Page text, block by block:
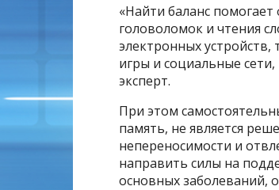
«Найти баланс помогает
головоломок и чтения
электронных
игры и социальные
эксперт.
При этом
память, не является
непереносимости и
направить силы на
основных заболеваний,